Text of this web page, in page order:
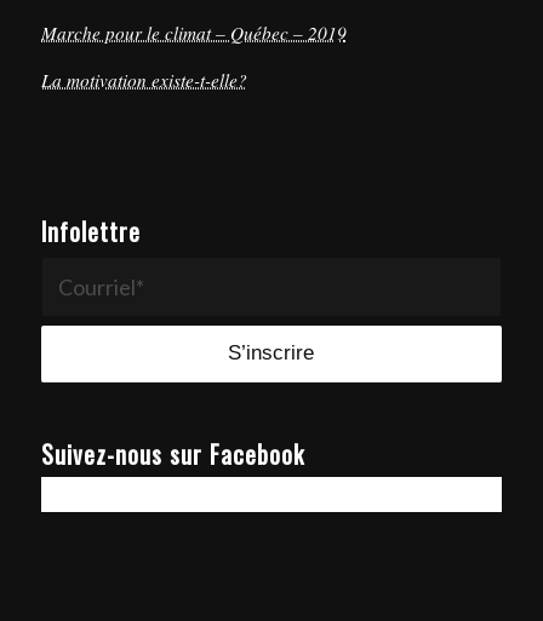
Marche pour le climat – Québec – 2019
La motivation existe-t-elle?
Infolettre
Suivez-nous sur Facebook